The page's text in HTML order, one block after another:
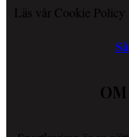
Läs vår Cookie Policy